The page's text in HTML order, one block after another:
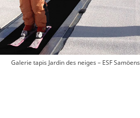
Galerie tapis Jardin des neiges – ESF Samöens